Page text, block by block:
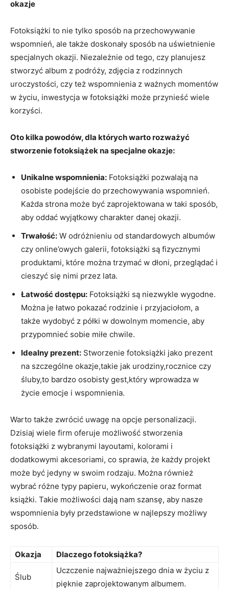
okazje
Fotoksiążki to ​nie tylko sposób ​na przechowywanie
wspomnień, ‍ale ​także doskonały sposób na ‌uświetnienie
specjalnych okazji. Niezależnie od tego, czy planujesz
stworzyć album ​z⁤ podróży, zdjęcia z rodzinnych
uroczystości, czy​ też wspomnienia z ważnych⁢ momentów
w życiu, ⁣inwestycja w fotoksiążki może przynieść wiele
⁤korzyści.
Oto kilka powodów, ⁣dla których warto rozważyć
stworzenie fotoksiążek na specjalne okazje:
Unikalne wspomnienia: Fotoksiążki pozwalają na
osobiste podejście do przechowywania wspomnień.
Każda strona może być zaprojektowana w taki sposób,
aby⁤ oddać wyjątkowy ​charakter danej okazji.
Trwałość: W odróżnieniu⁢ od standardowych albumów
czy online’owych galerii, fotoksiążki są fizycznymi
produktami, które ‍można trzymać w dłoni, przeglądać i
cieszyć się nimi przez lata.
Łatwość dostępu: Fotoksiążki są ‌niezwykle wygodne.⁣
Można ‌je łatwo pokazać rodzinie i przyjaciołom, a
także wydobyć z⁤ półki w dowolnym momencie, aby
przypomnieć sobie miłe ‍chwile.
Idealny prezent: Stworzenie fotoksiążki jako prezent
na szczególne okazje,takie jak urodziny,rocznice czy
śluby,to bardzo osobisty gest,który wprowadza w
życie emocje i wspomnienia.
Warto także zwrócić uwagę na opcje personalizacji.
Dzisiaj wiele firm oferuje możliwość stworzenia
fotoksiążki z ​wybranymi⁢ layoutami, ⁣kolorami i
dodatkowymi akcesoriami,‌ co sprawia, że każdy projekt
może być jedyny w swoim rodzaju. Można również
wybrać różne ⁣typy papieru, wykończenie oraz format
⁢książki. Takie możliwości​ dają nam szansę, aby nasze
wspomnienia były przedstawione w najlepszy możliwy‍
sposób.
Okazja Dlaczego fotoksiążka?
Ślub
Uczczenie ⁤najważniejszego dnia w życiu z
pięknie ‍zaprojektowanym albumem.